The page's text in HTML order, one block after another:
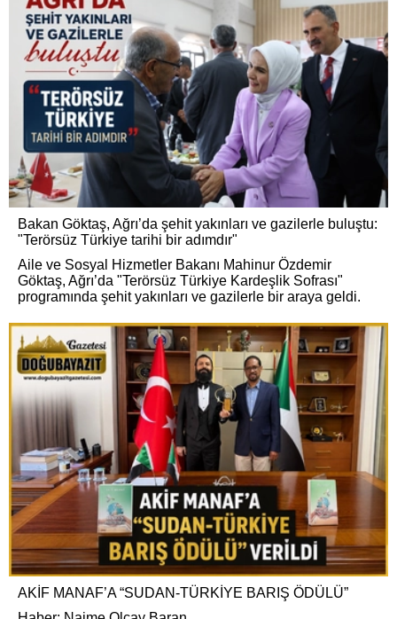
Bakan Göktaş, Ağrı’da şehit yakınları ve gazilerle buluştu:
"Terörsüz Türkiye tarihi bir adımdır"
Aile ve Sosyal Hizmetler Bakanı Mahinur Özdemir
Göktaş, Ağrı’da "Terörsüz Türkiye Kardeşlik Sofrası"
programında şehit yakınları ve gazilerle bir araya geldi.
AKİF MANAF’A “SUDAN-TÜRKİYE BARIŞ ÖDÜLÜ”